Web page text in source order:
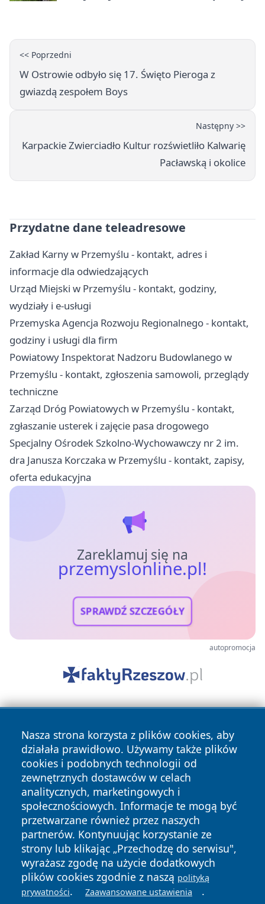
<< Poprzedni
W Ostrowie odbyło się 17. Święto Pieroga z
gwiazdą zespołem Boys
Następny >>
Karpackie Zwierciadło Kultur rozświetliło Kalwarię
Pacławską i okolice
Przydatne dane teleadresowe
Zakład Karny w Przemyślu - kontakt, adres i
informacje dla odwiedzających
Urząd Miejski w Przemyślu - kontakt, godziny,
wydziały i e-usługi
Przemyska Agencja Rozwoju Regionalnego - kontakt,
godziny i usługi dla firm
Powiatowy Inspektorat Nadzoru Budowlanego w
Przemyślu - kontakt, zgłoszenia samowoli, przeglądy
techniczne
Zarząd Dróg Powiatowych w Przemyślu - kontakt,
zgłaszanie usterek i zajęcie pasa drogowego
Specjalny Ośrodek Szkolno-Wychowawczy nr 2 im.
dra Janusza Korczaka w Przemyślu - kontakt, zapisy,
oferta edukacyjna
Zareklamuj się na
przemyslonline.pl!
SPRAWDŹ SZCZEGÓŁY
autopromocja
Nasza strona korzysta z plików cookies, aby
działała prawidłowo. Używamy także plików
cookies i podobnych technologii od
zewnętrznych dostawców w celach
analitycznych, marketingowych i
społecznościowych. Informacje te mogą być
przetwarzane również przez naszych
partnerów. Kontynuując korzystanie ze
strony lub klikając „Przechodzę do serwisu",
wyrażasz zgodę na użycie dodatkowych
plików cookies zgodnie z naszą polityką
prywatności. Zaawansowane ustawienia .
Copyright © 2026 przemyslonline.pl Wszystkie prawa
zastrzeżone.
News Autorzy
Polityka
Prywatności
Polityka
Cookies